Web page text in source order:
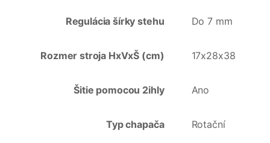
Regulácia šírky stehu Do 7 mm
Rozmer stroja HxVxŠ (cm) 17x28x38
Šitie pomocou 2ihly Ano
Typ chapača Rotační